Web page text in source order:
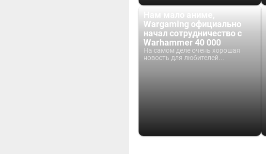
Wargaming официально
начал сотрудничество с
Warhammer 40 000
На самом деле очень хорошая
новость для любителей...